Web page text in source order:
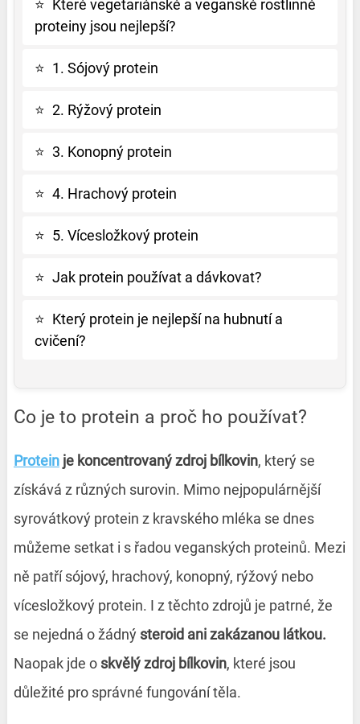
⭐ Které vegetariánské a veganské rostlinné
proteiny jsou nejlepší?
⭐ 1. Sójový protein
⭐ 2. Rýžový protein
⭐ 3. Konopný protein
⭐ 4. Hrachový protein
⭐ 5. Vícesložkový protein
⭐ Jak protein používat a dávkovat?
⭐ Který protein je nejlepší na hubnutí a
cvičení?
Co je to protein a proč ho používat?
Proteinje koncentrovaný zdroj bílkovin, který se
získává z různých surovin. Mimo nejpopulárnější
syrovátkový protein z kravského mléka se dnes
můžeme setkat i s řadou veganských proteinů. Mezi
ně patří sójový, hrachový, konopný, rýžový nebo
vícesložkový protein. I z těchto zdrojů je patrné, že
se nejedná o žádnýsteroid ani zakázanou látkou.
Naopak jde o skvělý zdroj bílkovin, které jsou
důležité pro správné fungování těla.